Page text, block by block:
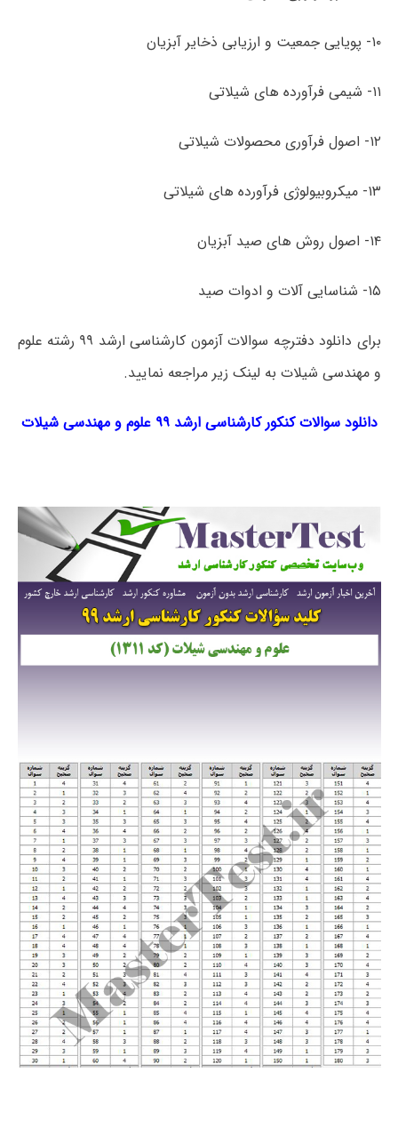
۱۰- پویایی جمعیت و ارزیابی ذخایر آبزیان
۱۱- شیمی فرآورده های شیلاتی
۱۲- اصول فرآوری محصولات شیلاتی
۱۳- میکروبیولوژی فرآورده­ های شیلاتی
۱۴- اصول روش های صید آبزیان
۱۵- شناسایی آلات و ادوات صید
برای دانلود دفترچه سوالات آزمون کارشناسی ارشد ۹۹ رشته علوم
و مهندسی شیلات به لینک زیر مراجعه نمایید.
دانلود سوالات کنکور کارشناسی ارشد ۹۹ علوم و مهندسی شیلات